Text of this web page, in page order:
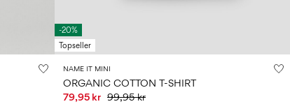
-20%
Topseller
NAME IT MINI
ORGANIC COTTON T-SHIRT
79,95 kr 99,95 kr